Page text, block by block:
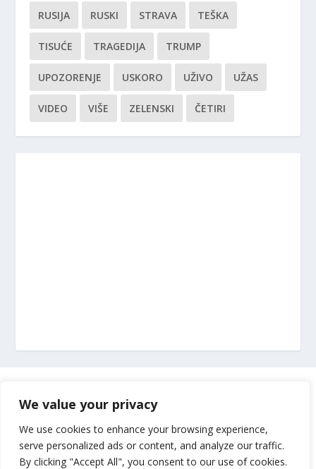
We value your privacy
We use cookies to enhance your browsing experience,
serve personalized ads or content, and analyze our traffic.
By clicking "Accept All", you consent to our use of cookies.
RUSIJA RUSKI STRAVA TEŠKA
TISUĆE TRAGEDIJA TRUMP
UPOZORENJE USKORO UŽIVO UŽAS
VIDEO VIŠE ZELENSKI ČETIRI
Impressum
Uvjeti korištenja